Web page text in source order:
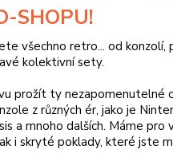
SHOPU!
všechno retro... od konzolí,
kolektivní sety.
prožít ty nezapomenutelné
z různých ér, jako je
a mnoho dalších. Máme pro
i skryté poklady, které jste